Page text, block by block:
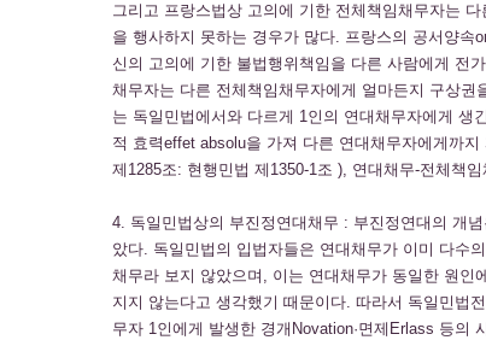
그리고 프랑스법상 고의에 기한 전체책임채무자는
을 행사하지 못하는 경우가 많다. 프랑스의 공서양
신의 고의에 기한 불법행위책임을 다른 사람에게 전
채무자는 다른 전체책임채무자에게 얼마든지 구상
는 독일민법에서와 다르게 1인의 연대채무자에게 생
적 효력effet absolu을 가져 다른 연대채무자에게까
제1285조: 현행민법 제1350-1조 ), 연대채무-전체책
4. 독일민법상의 부진정연대채무 : 부진정연대의 개
았다. 독일민법의 입법자들은 연대채무가 이미 다수
채무라 보지 않았으며, 이는 연대채무가 동일한 원인
지지 않는다고 생각했기 때문이다. 따라서 독일민법
무자 1인에게 발생한 경개Novation·면제Erlass 등의